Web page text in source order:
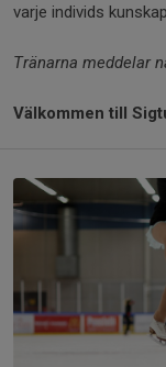
varje individs
Tränarna meddelar
Välkommen till